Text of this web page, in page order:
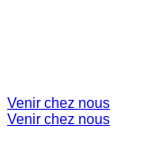
Venir chez nous
Venir chez nous